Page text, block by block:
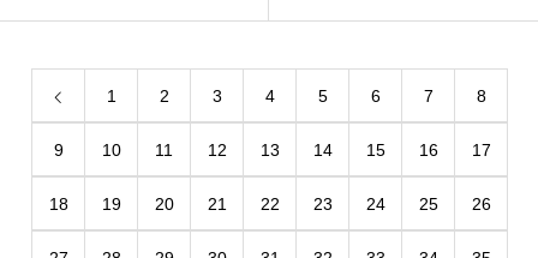
1 2 3 4 5 6 7 8
9 10 11 12 13 14 15 16 17
18 19 20 21 22 23 24 25 26